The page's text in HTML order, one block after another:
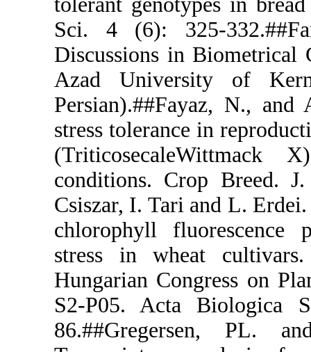
Sci. 4 (6):
Azad
stress
conditions.
Csiszar, I.
chlorophyll
stress in
Hungarian
S2-P05.